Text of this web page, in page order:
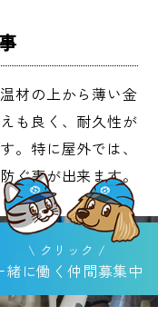
\ クリック /
緒に働く仲間募集中
材の上から薄い金
も良く、耐久性が
。特に屋外では、
ぐ事が出来ます。